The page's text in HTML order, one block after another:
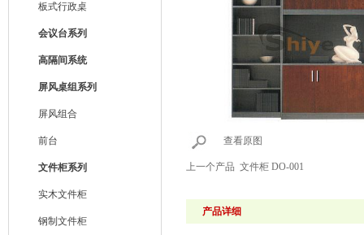
板式行政桌
会议台系列
高隔间系统
屏风桌组系列
屏风组合
前台
文件柜系列
实木文件柜
钢制文件柜
查看原图
上一个产品 文件柜 DO-001
产品详细